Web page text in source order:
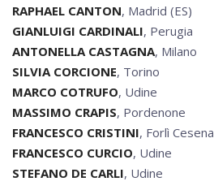
RAPHAEL CANTON, Madrid (ES)
GIANLUIGI CARDINALI, Perugia
ANTONELLA CASTAGNA, Milano
SILVIA CORCIONE, Torino
MARCO COTRUFO, Udine
MASSIMO CRAPIS, Pordenone
FRANCESCO CRISTINI, Forlì Cesena
FRANCESCO CURCIO, Udine
STEFANO DE CARLI, Udine